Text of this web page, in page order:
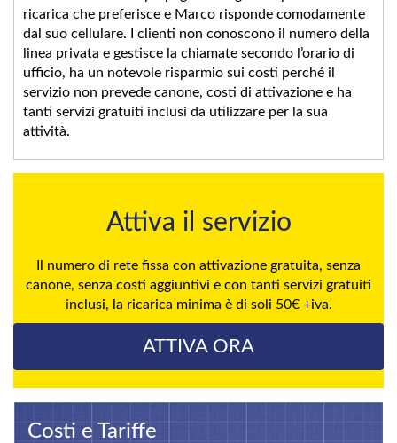
ricarica che preferisce e Marco risponde comodamente
dal suo cellulare. I clienti non conoscono il numero della
linea privata e gestisce la chiamate secondo l’orario di
ufficio, ha un notevole risparmio sui costi perché il
servizio non prevede canone, costi di attivazione e ha
tanti servizi gratuiti inclusi da utilizzare per la sua
attività.
Attiva il servizio
Il numero di rete fissa con attivazione gratuita, senza
canone, senza costi aggiuntivi e con tanti servizi gratuiti
inclusi, la ricarica minima è di soli 50€ +iva.
ATTIVA ORA
Costi e Tariffe